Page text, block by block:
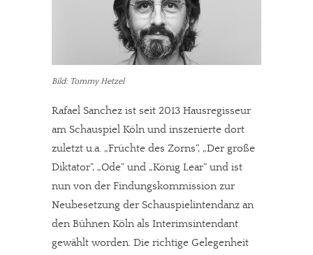
Bild: Tommy Hetzel
Rafael Sanchez ist seit 2013 Hausregisseur
am Schauspiel Köln und inszenierte dort
zuletzt u.a. „Früchte des Zorns“, „Der große
Diktator“, „Ode“ und „König Lear“ und ist
nun von der Findungskommission zur
Neubesetzung der Schauspielintendanz an
den Bühnen Köln als Interimsintendant
gewählt worden. Die richtige Gelegenheit